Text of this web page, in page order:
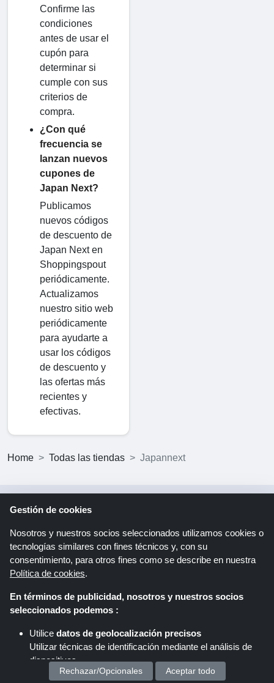
Confirme las
condiciones
antes de usar el
cupón para
determinar si
cumple con sus
criterios de
compra.
¿Con qué
frecuencia se
lanzan nuevos
cupones de
Japan Next?
Publicamos
nuevos códigos
de descuento de
Japan Next en
Shoppingspout
periódicamente.
Actualizamos
nuestro sitio web
periódicamente
para ayudarte a
usar los códigos
de descuento y
las ofertas más
recientes y
efectivas.
Home Todas las tiendas Japannext
Hoja informativa
Registro
Al hacer clic en "Registrarse", se registra para recibir
el boletín informativo de Shoppingspout. Puede
protección de datos.
Gestión de cookies
Nosotros y nuestros socios seleccionados utilizamos cookies o
tecnologías similares con fines técnicos y, con su
consentimiento, para otros fines como se describe en nuestra
Política de cookies.
En términos de publicidad, nosotros y nuestros socios
seleccionados podemos :
Utilice datos de geolocalización precisos
Utilizar técnicas de identificación mediante el análisis de
dispositivos.
Almacenar y/o acceder a información en un dispositivo
Rechazar/Opcionales Aceptar todo